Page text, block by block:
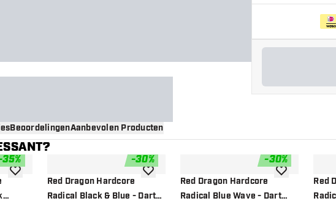
BeoordelingenAanbevolen Producten
35%
toevoegen aan verlanglijst
-30%
Red Dragon Hardcore
Radical Black & Blue - Dart
toevoegen aan verlanglijst
-30%
Red Dragon Hardcore
Radical Blue Wave - Dart
toevoegenRed